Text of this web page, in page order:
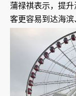
蒲禄祺表示，提
客更容易到达海滨